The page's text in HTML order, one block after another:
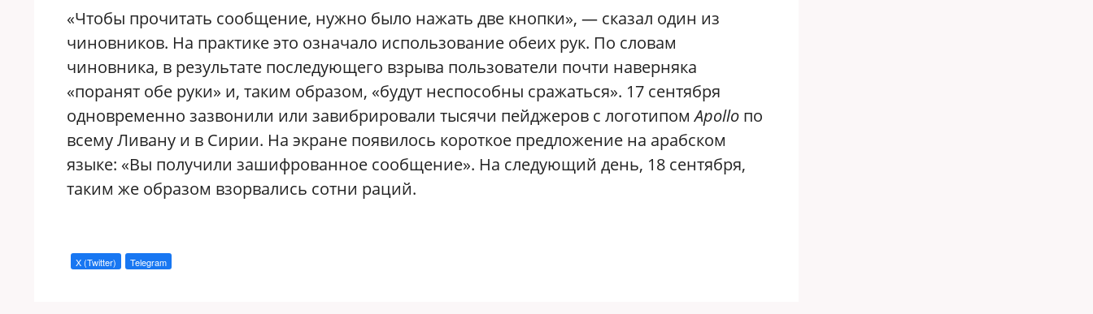
«Чтобы прочитать сообщение, нужно было нажать две кнопки», — сказал один из
чиновников. На практике это означало использование обеих рук. По словам
чиновника, в результате последующего взрыва пользователи почти наверняка
«поранят обе руки» и, таким образом, «будут неспособны сражаться». 17 сентября
одновременно зазвонили или завибрировали тысячи пейджеров с логотипомApollo по
всему Ливану и в Сирии. На экране появилось короткое предложение на арабском
языке: «Вы получили зашифрованное сообщение». На следующий день, 18 сентября,
таким же образом взорвались сотни раций.
X (Twitter) Telegram